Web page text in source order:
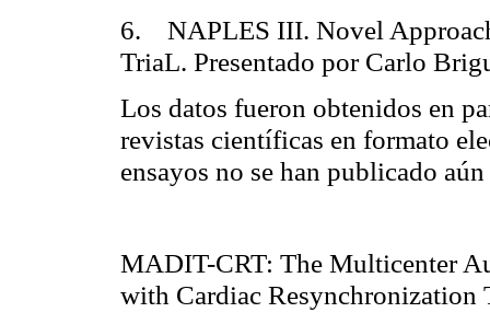
6. NAPLES III. Novel
TriaL. Presentado por Carlo
Los datos fueron obtenidos en
revistas científicas en formato
ensayos no se han publicado
MADIT-CRT: The Multicenter
with Cardiac Resynchronization